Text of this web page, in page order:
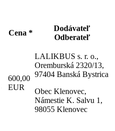
Cena *
Dodávateľ
Odberateľ
600,00
EUR
LALIKBUS s. r. o.,
Oremburská 2320/13,
97404 Banská Bystrica
Obec Klenovec,
Námestie K. Salvu 1,
98055 Klenovec